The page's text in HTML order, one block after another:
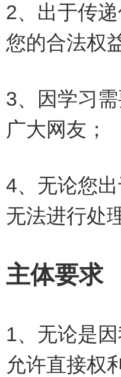
2、出于传
您的合法权
3、因学习
广大网友；
4、无论您
无法进行处
主体要求
1、无论是
允许直接权